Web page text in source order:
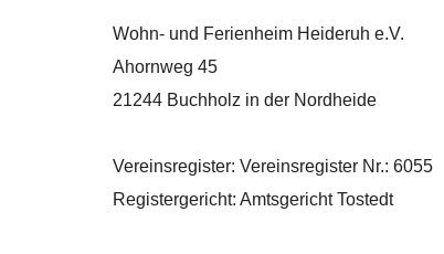
Wohn- und Ferienheim Heideruh e.V.
Ahornweg 45
21244 Buchholz in der Nordheide
Vereinsregister: Vereinsregister Nr.: 6055
Registergericht: Amtsgericht Tostedt